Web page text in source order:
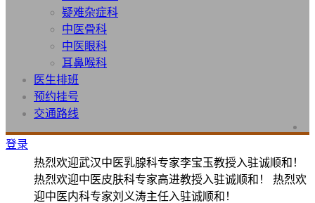
疑难杂症科
中医骨科
中医眼科
耳鼻喉科
医生排班
预约挂号
交通路线
登录
热烈欢迎武汉中医乳腺科专家李宝玉教授入驻诚顺和！
热烈欢迎中医皮肤科专家高进教授入驻诚顺和！ 热烈欢
迎中医内科专家刘义涛主任入驻诚顺和！